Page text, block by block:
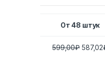
От 48 штук
599,00₽ 587,02